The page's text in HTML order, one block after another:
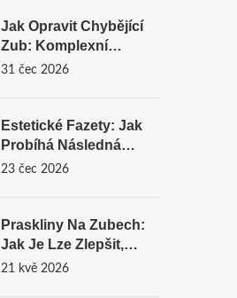
Jak Opravit Chybějící
Zub: Komplexní
Průvodce Po Broušení
31 čec 2026
Estetické Fazety: Jak
Probíhá Následná
Údržba A Co Dělat, Aby
23 čec 2026
Praskliny Na Zubech:
Jak Je Lze Zlepšit,
Diagnostikovat A Léčit
21 kvě 2026